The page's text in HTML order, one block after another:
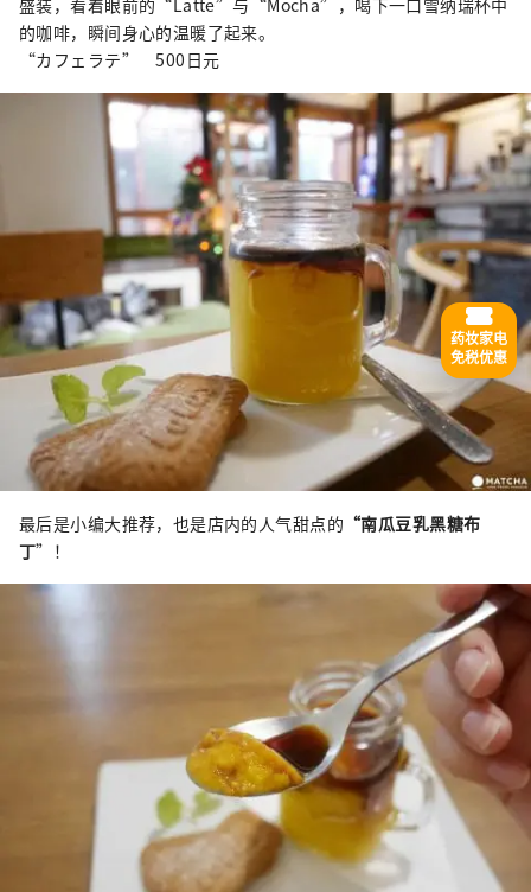
盛装，看着眼前的“Latte”与“Mocha”，喝下一口雪纳瑞杯中
的咖啡，瞬间身心的温暖了起来。
“カフェラテ” 500日元
最后是小编大推荐，也是店内的人气甜点的 “南瓜豆乳黑糖布
丁”！
药妆家电
免税优惠